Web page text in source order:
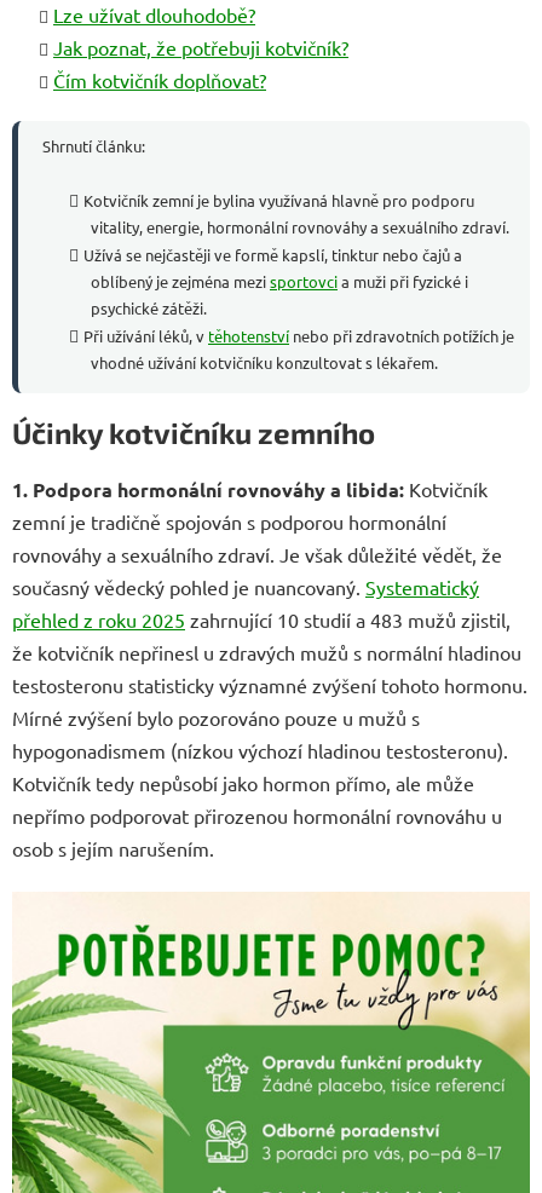
Lze užívat dlouhodobě?
Jak poznat, že potřebuji kotvičník?
Čím kotvičník doplňovat?
Shrnutí článku:
Kotvičník zemní je bylina využívaná hlavně pro podporu
vitality, energie, hormonální rovnováhy a sexuálního zdraví.
Užívá se nejčastěji ve formě kapslí, tinktur nebo čajů a
oblíbený je zejména mezisportovcia muži při fyzické i
psychické zátěži.
Při užívání léků, v těhotenství nebo při zdravotních potížích je
vhodné užívání kotvičníku konzultovat s lékařem.
Účinky kotvičníku zemního
1. Podpora hormonální rovnováhy a libida: Kotvičník
zemní je tradičně spojován s podporou hormonální
rovnováhy a sexuálního zdraví. Je však důležité vědět, že
současný vědecký pohled je nuancovaný. Systematický
přehled z roku 2025 zahrnující 10 studií a 483 mužů zjistil,
že kotvičník nepřinesl u zdravých mužů s normální hladinou
testosteronu statisticky významné zvýšení tohoto hormonu.
Mírné zvýšení bylo pozorováno pouze u mužů s
hypogonadismem (nízkou výchozí hladinou testosteronu).
Kotvičník tedy nepůsobí jako hormon přímo, ale může
nepřímo podporovat přirozenou hormonální rovnováhu u
osob s jejím narušením.